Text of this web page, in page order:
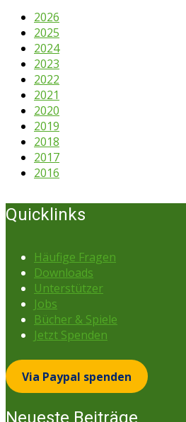
2026
2025
2024
2023
2022
2021
2020
2019
2018
2017
2016
Quicklinks
Häufige Fragen
Downloads
Unterstützer
Jobs
Bücher & Spiele
Jetzt Spenden
Via Paypal spenden
Neueste Beiträge